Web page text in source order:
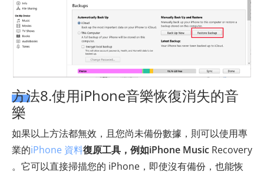
方法8.使用iPhone音樂恢復消失的音
樂
如果以上方法都無效，且您尚未備份數據，則可以使用專
業的iPhone 資料復原工具，例如iPhone Music Recovery
。它可以直接掃描您的 iPhone，即使沒有備份，也能恢